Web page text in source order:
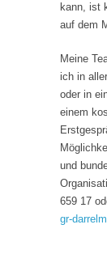
kann, ist
auf dem
Meine
ich in
oder in
einem
und
659 17
gr-